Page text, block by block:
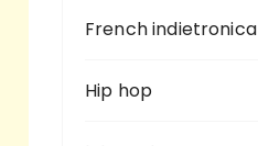
French indietronica
Hip hop